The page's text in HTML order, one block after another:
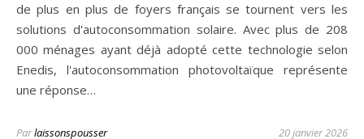
de plus en plus de foyers français se tournent vers les
solutions d'autoconsommation solaire. Avec plus de 208
000 ménages ayant déjà adopté cette technologie selon
Enedis, l'autoconsommation photovoltaïque représente
une réponse…
Parlaissonspousser 20 janvier 2026